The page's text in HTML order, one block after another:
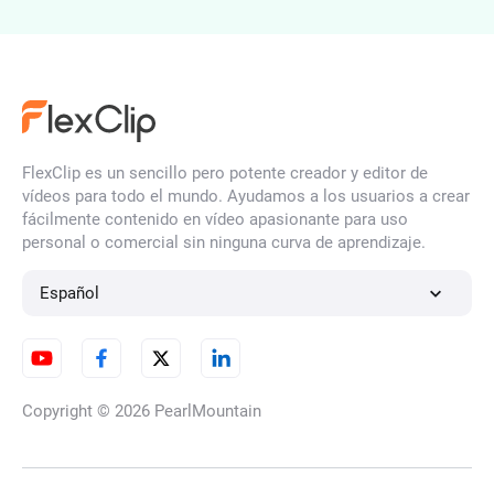
IA
FlexClip es un sencillo pero potente creador y editor de
vídeos para todo el mundo. Ayudamos a los usuarios a crear
fácilmente contenido en vídeo apasionante para uso
personal o comercial sin ninguna curva de aprendizaje.
Español
Copyright © 2026 PearlMountain